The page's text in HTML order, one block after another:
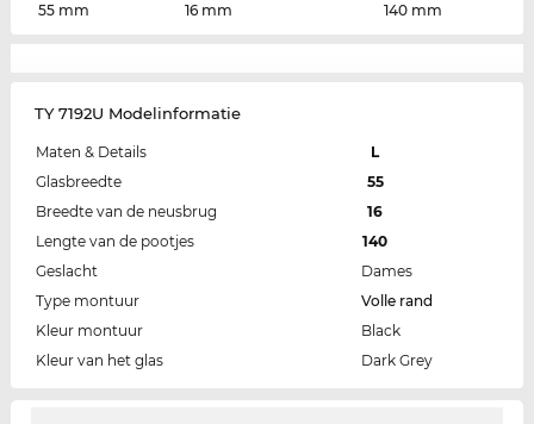
55 mm
16 mm
140 mm
TY 7192U Modelinformatie
Maten & Details
L
Glasbreedte
55
Breedte van de neusbrug
16
Lengte van de pootjes
140
Geslacht
Dames
Type montuur
Volle rand
Kleur montuur
Black
Kleur van het glas
Dark Grey